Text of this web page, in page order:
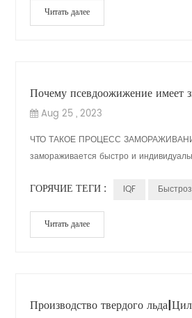
Читать далее
Почему псевдоожижение имеет
Aug 25 , 2023
ЧТО ТАКОЕ ПРОЦЕСС ЗАМОРАЖИВАНИЯ
замораживается быстро и
ГОРЯЧИЕ ТЕГИ : IQF
Читать далее
Производство твердого